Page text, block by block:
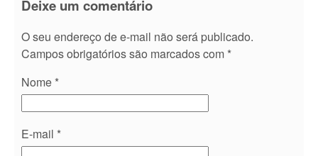
Deixe um comentário
O seu endereço de e-mail não será publicado.
Campos obrigatórios são marcados com *
Nome *
E-mail *